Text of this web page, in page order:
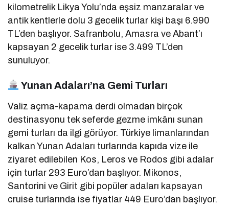
kilometrelik Likya Yolu’nda eşsiz manzaralar ve
antik kentlerle dolu 3 gecelik turlar kişi başı 6.990
TL’den başlıyor. Safranbolu, Amasra ve Abant’ı
kapsayan 2 gecelik turlar ise 3.499 TL’den
sunuluyor.
Yunan Adaları’na Gemi Turları
Valiz açma-kapama derdi olmadan birçok
destinasyonu tek seferde gezme imkânı sunan
gemi turları da ilgi görüyor. Türkiye limanlarından
kalkan Yunan Adaları turlarında kapıda vize ile
ziyaret edilebilen Kos, Leros ve Rodos gibi adalar
için turlar 293 Euro’dan başlıyor. Mikonos,
Santorini ve Girit gibi popüler adaları kapsayan
cruise turlarında ise fiyatlar 449 Euro’dan başlıyor.